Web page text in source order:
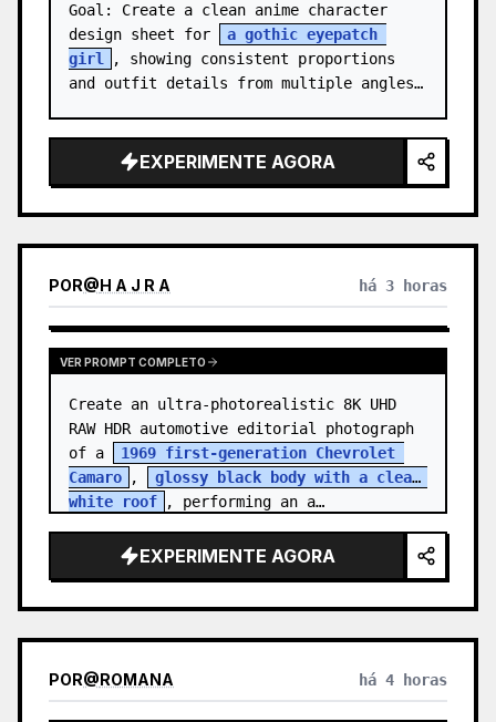
Goal: Create a clean anime character
design sheet for
a gothic eyepatch
girl
, showing consistent proportions
and outfit details from multiple angles.
character sheet, about 16…
EXPERIMENTE AGORA
POR@H A J R A há 3 horas
VER PROMPT COMPLETO
Create an ultra-photorealistic 8K UHD
RAW HDR automotive editorial photograph
of a
1969 first-generation Chevrolet
Camaro
,
glossy black body with a clean
white roof
, performing an a…
EXPERIMENTE AGORA
POR@ROMANA há 4 horas